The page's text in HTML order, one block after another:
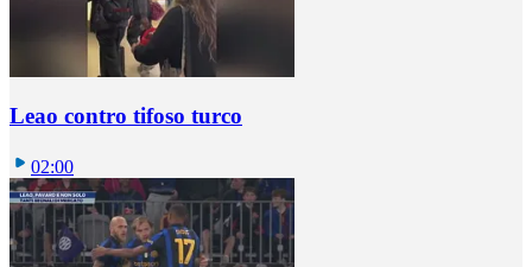
Leao contro tifoso turco
02:00